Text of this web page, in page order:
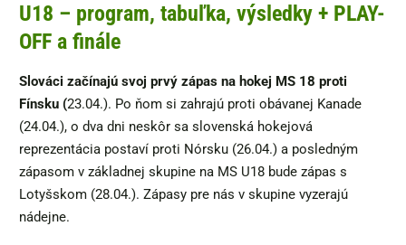
U18 – program, tabuľka, výsledky + PLAY-
OFF a finále
Slováci začínajú svoj prvý zápas na hokej MS 18 proti
Fínsku (23.04.). Po ňom si zahrajú proti obávanej Kanade
(24.04.), o dva dni neskôr sa slovenská hokejová
reprezentácia postaví proti Nórsku (26.04.) a posledným
zápasom v základnej skupine na MS U18 bude zápas s
Lotyšskom (28.04.). Zápasy pre nás v skupine vyzerajú
nádejne.